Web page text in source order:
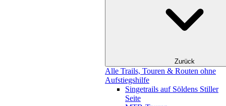
Zurück
Alle Trails, Touren & Routen ohne
Aufstiegshilfe
Singetrails auf Söldens Stiller
Seite